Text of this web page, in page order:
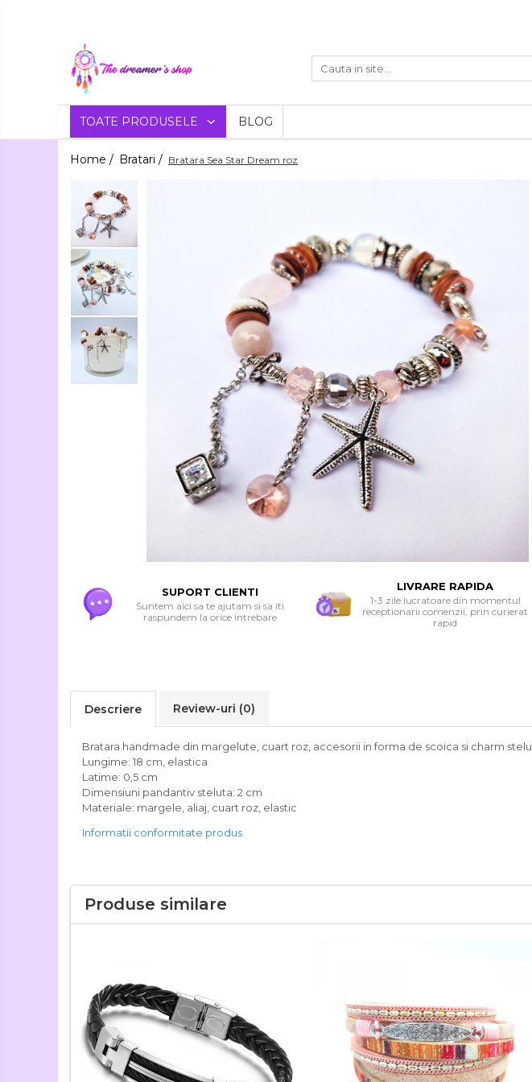
Toate Produsele
Dreamcatchers
Traditionale
Pentru masina
Decoratiuni
Aztece
Bratari
Bratari pentru EA
Bratari pentru EL
Coliere Aromaterapie
Bratari Aromaterapie
Agende si Jurnale
Agende Hardcover
Seturi Creative si
TOATE PRODUSELE BLOG
Home / Bratari / Bratara Sea Star Dream roz
SUPORT CLIENTI
Suntem aici sa te ajutam si sa iti
raspundem la orice intrebare
LIVRARE RAPIDA
1-3 zile lucratoare din momentul
receptionarii comenzii, prin curierat
rapid
Descriere Review-uri (0)
Bratara handmade din margelute, cuart roz, accesorii in forma de scoica si charm
Lungime: 18 cm, elastica
Latime: 0,5 cm
Dimensiuni pandantiv steluta: 2 cm
Materiale: margele, aliaj, cuart roz, elastic
Informatii conformitate produs
Produse similare